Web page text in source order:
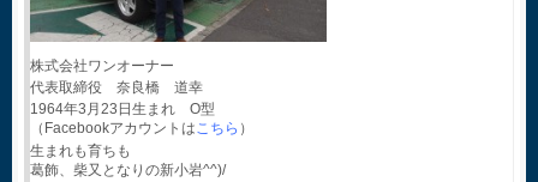
株式会社ワンオーナー
代表取締役 奈良橋 道幸
1964年3月23日生まれ O型
（Facebookアカウントはこちら ）
生まれも育ちも
葛飾、柴又となりの新小岩^^)/